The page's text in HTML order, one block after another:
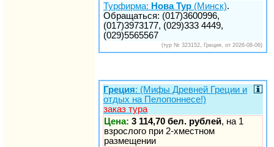
Турфирма: Нова Тур (Минск).
Обращаться: (017)3600996,
(017)3973177, (029)333 4449,
(029)5565567
(тур № 323152, Греция, от 2026-08-06)
Греция: (Мифы Древней Греции и
отдых на Пелопоннесе!)
заказ тура
Цена: 3 114,70 бел. рублей, на 1
взрослого при 2-хместном
размещении